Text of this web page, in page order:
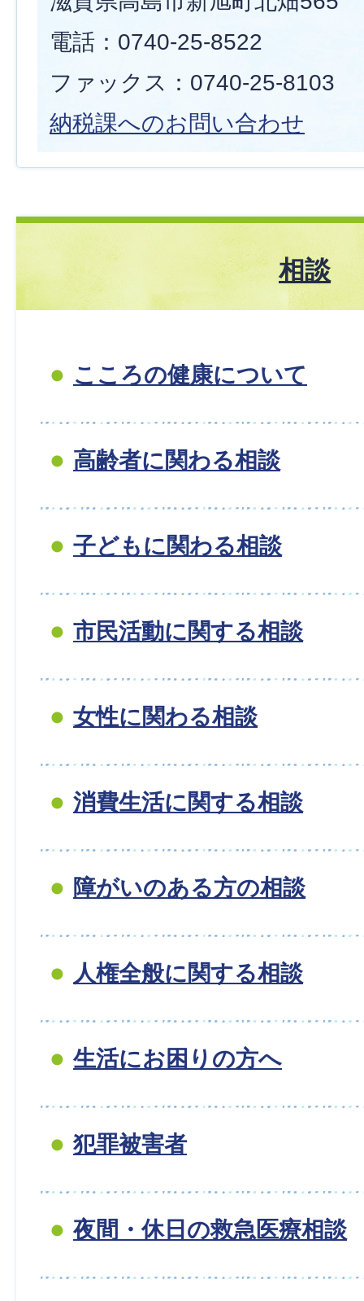
電話：0740-25-8522
ファックス：0740-25-8103
納税課へのお問い合わせ
相談
こころの健康について
高齢者に関わる相談
子どもに関わる相談
市民活動に関する相談
女性に関わる相談
消費生活に関する相談
障がいのある方の相談
人権全般に関する相談
生活にお困りの方へ
犯罪被害者
夜間・休日の救急医療相談